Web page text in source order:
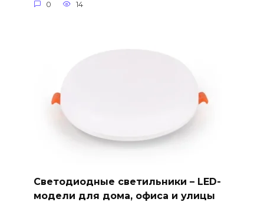
0 14
Светодиодные светильники – LED-
модели для дома, офиса и улицы